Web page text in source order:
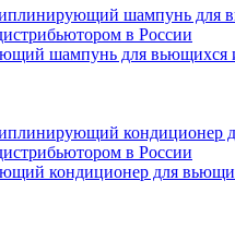
шампунь для вьющихся
кондиционер для